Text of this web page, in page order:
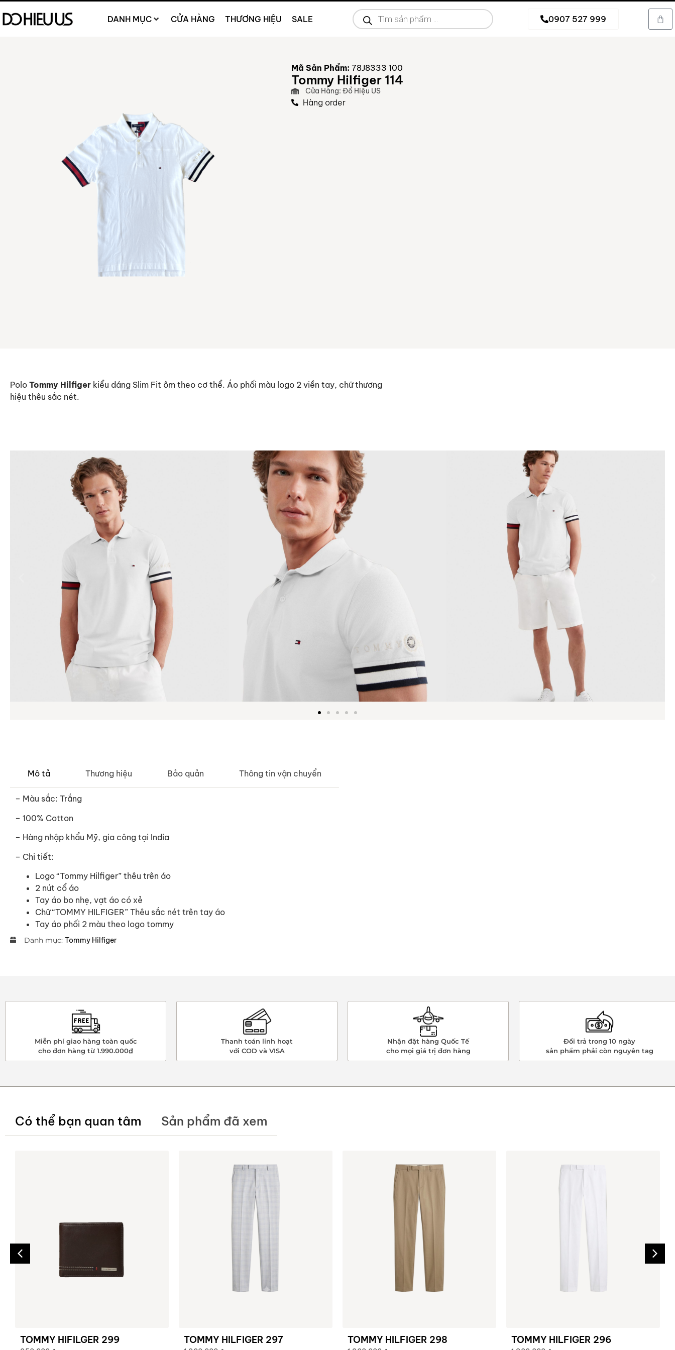
DANH MỤC CỬA HÀNG THƯƠNG HIỆU SALE 0907 527 999
Mã Sản Phẩm: 78J8333 100
Tommy Hilfiger 114
Cửa Hàng: Đồ Hiệu US
Hàng order
Polo Tommy Hilfiger kiểu dáng Slim Fit ôm theo cơ thể. Áo phối màu logo 2 viền tay, chữ thương
hiệu thêu sắc nét.
Mô tả Thương hiệu Bảo quản Thông tin vận chuyển
– Màu sắc: Trắng
– 100% Cotton
– Hàng nhập khẩu Mỹ, gia công tại India
– Chi tiết:
Logo “Tommy Hilfiger” thêu trên áo
2 nút cổ áo
Tay áo bo nhẹ, vạt áo có xẻ
Chữ “TOMMY HILFIGER” Thêu sắc nét trên tay áo
Tay áo phối 2 màu theo logo tommy
Danh mục: Tommy Hilfiger
Miễn phí giao hàng toàn quốc
cho đơn hàng từ 1.990.000₫
Thanh toán linh hoạt
với COD và VISA
Nhận đặt hàng Quốc Tế
cho mọi giá trị đơn hàng
Đổi trả trong 10 ngày
sản phẩm phải còn nguyên tag
Có thể bạn quan tâm Sản phẩm đã xem
TOMMY HIFILGER 299 TOMMY HILFIGER 297 TOMMY HILFIGER 298 TOMMY HILFIGER 296